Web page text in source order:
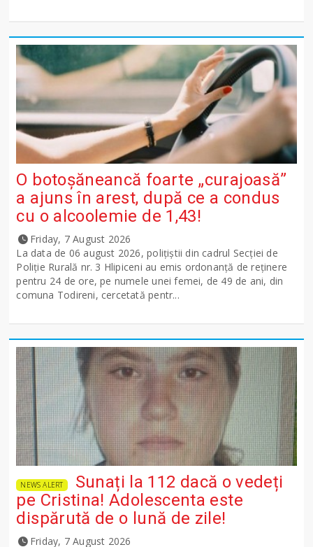
O botoșăneancă foarte „curajoasă”
a ajuns în arest, după ce a condus
cu o alcoolemie de 1,43!
Friday, 7 August 2026
La data de 06 august 2026, polițiștii din cadrul Secției de
Poliție Rurală nr. 3 Hlipiceni au emis ordonanță de reținere
pentru 24 de ore, pe numele unei femei, de 49 de ani, din
comuna Todireni, cercetată pentr...
NEWS ALERT
Sunați la 112 dacă o vedeți
pe Cristina! Adolescenta este
dispărută de o lună de zile!
Friday, 7 August 2026